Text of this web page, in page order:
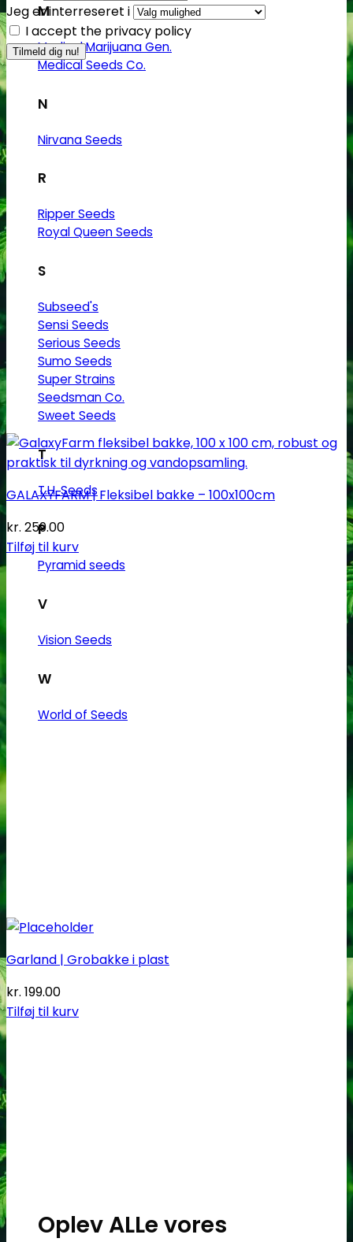
M
Medical Marijuana Gen.
Medical Seeds Co.
N
Nirvana Seeds
R
Ripper Seeds
Royal Queen Seeds
S
Subseed's
Sensi Seeds
Serious Seeds
Sumo Seeds
Super Strains
Seedsman Co.
Sweet Seeds
T
T.H. Seeds
P
Pyramid seeds
V
Vision Seeds
W
World of Seeds
Oplev ALLe vores
Jeg er interreseret i
I accept the privacy policy
GALAXYFARM | Fleksibel bakke – 100x100cm
kr. 259.00
Tilføj til kurv
Garland | Grobakke i plast
kr. 199.00
Tilføj til kurv